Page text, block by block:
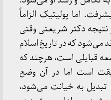
اما پولیتیک الزاماً
دکتر شریعتی وقتی
می‌شود که در تاریخ اسلام
قبایلی است، هرچند که
است اما در آن وضع
تبدیل به خیانت می‌شود،